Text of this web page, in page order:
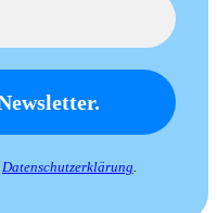
Datenschutzerklärung.